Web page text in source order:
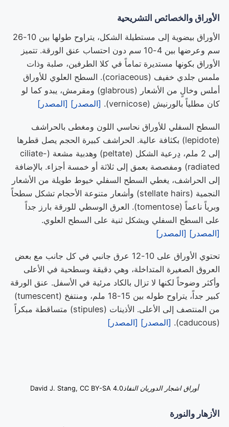
الأوراق والخصائص التشريحية
الأوراق بيضوية إلى مستطيلة الشكل، يتراوح طولها بين 10-26
سم وعرضها بين 4-10 سم دون احتساب عنق الورقة. تتميز
الأوراق بكونها مستديرة تماماً في كلا الطرفين، صلبة وذات
ملمس جلدي خفيف (coriaceous). السطح العلوي للأوراق
أملس وخالٍ من الأشعار (glabrous) ومقرمش، يبدو كما لو
كان مطلياً بالورنيش (vernicose).
[المصدر] [المصدر]
السطح السفلي للأوراق نحاسي اللون ومغطى بالحراشف
(lepidote) بكثافة عالية. الحراشف كبيرة الحجم يصل قطرها
إلى 2 ملم، دِرعية الشكل (peltate) وهدبية مشعة (ciliate-
radiated) ومفصصة بعمق إلى ثلاثة أو خمسة أجزاء. بالإضافة
إلى الحراشف، يغطي السطح السفلي خيوط طويلة من الأشعار
النجمية (stellate hairs) وأشعار متنوعة الأحجام تشكل سطحاً
وبرياً ناعماً (tomentose). العرق الوسطي للورقة بارز جداً
على السطح السفلي ويشكل ثنية على السطح العلوي.
[المصدر] [المصدر]
تحتوي الأوراق على 10-12 عرق جانبي في كل جانب مع بعض
العروق الصغيرة المتداخلة، وهي دقيقة وسطحية في الأعلى
وأكثر وضوحاً لكنها لا تزال بالكاد مرئية في الأسفل. عنق الورقة
كبير جداً، يتراوح طوله بين 15-18 ملم، ومنتفخ (tumescent)
من المنتصف إلى الأعلى. الأذينات (stipules) متساقطة مبكراً
(caducous).
[المصدر] [المصدر]
أوراق اشجار الدوريان النفاذ David J. Stang, CC BY-SA 4.0
الأزهار والنورة